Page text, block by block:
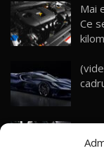
29
30
Mai
Ce